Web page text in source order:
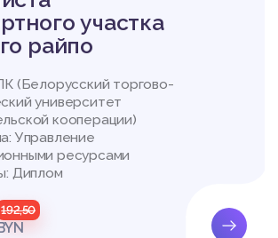
участка
райпо
(Белорусский торгово-
университет
кооперации)
Управление
ресурсами
Диплом
192,50